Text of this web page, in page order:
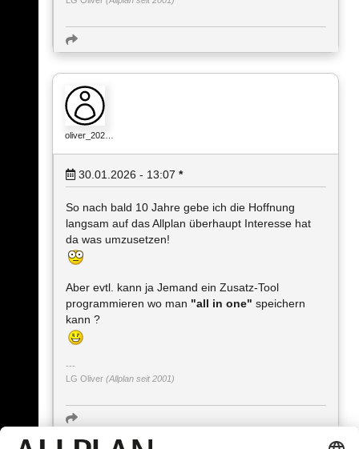
oliver_202…
30.01.2026 - 13:07 *
So nach bald 10 Jahre gebe ich die Hoffnung
langsam auf das Allplan überhaupt Interesse hat
da was umzusetzen!
Aber evtl. kann ja Jemand ein Zusatz-Tool
programmieren wo man "all in one" speichern
kann ?
LG Oliver (Allplan seit 2001)